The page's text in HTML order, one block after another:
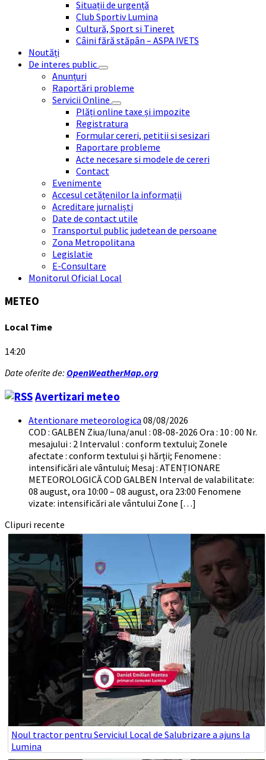
Situații de urgență
Club Sportiv Lumina
Cultură, Sport si Tineret
Câini fără stăpân – ASPA IVETS
Noutăți
De interes public
Anunțuri
Raportări probleme
Servicii Online
Plăți online taxe și impozite
Registratura
Formular cereri, petitii si sesizari
Raportare probleme
Acte necesare si modele de cereri
Contact
Evenimente
Accesul cetățenilor la informații
Acreditare jurnaliști
Date de contact utile
Transportul public judetean de persoane
Zona Metropolitana
Legislatie
E-Consultare
Monitorul Oficial Local
METEO
Local Time
14:20
Date oferite de: OpenWeatherMap.org
Avertizari meteo
Atentionare meteorologica 08/08/2026
COD : GALBEN Ziua/luna/anul : 08-08-2026 Ora : 10 : 00 Nr.
mesajului : 2 Intervalul : conform textului; Zonele
afectate : conform textului și hărții; Fenomene :
intensificări ale vântului; Mesaj : ATENȚIONARE
METEOROLOGICĂ COD GALBEN Interval de valabilitate:
08 august, ora 10:00 – 08 august, ora 23:00 Fenomene
vizate: intensificări ale vântului Zone […]
Clipuri recente
Noul tractor pentru Serviciul Local de Salubrizare a ajuns la
Lumina